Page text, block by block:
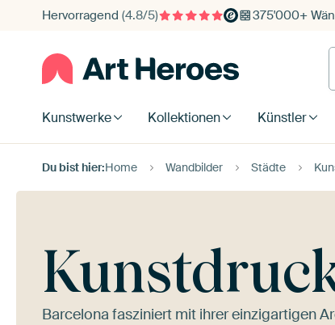
Hervorragend (4.8/5) 375'000+
Kunstwerke Kollektionen Künstler
Du bist hier:Home Wandbilder Städte
Barcelona fasziniert mit ihrer einzigartigen